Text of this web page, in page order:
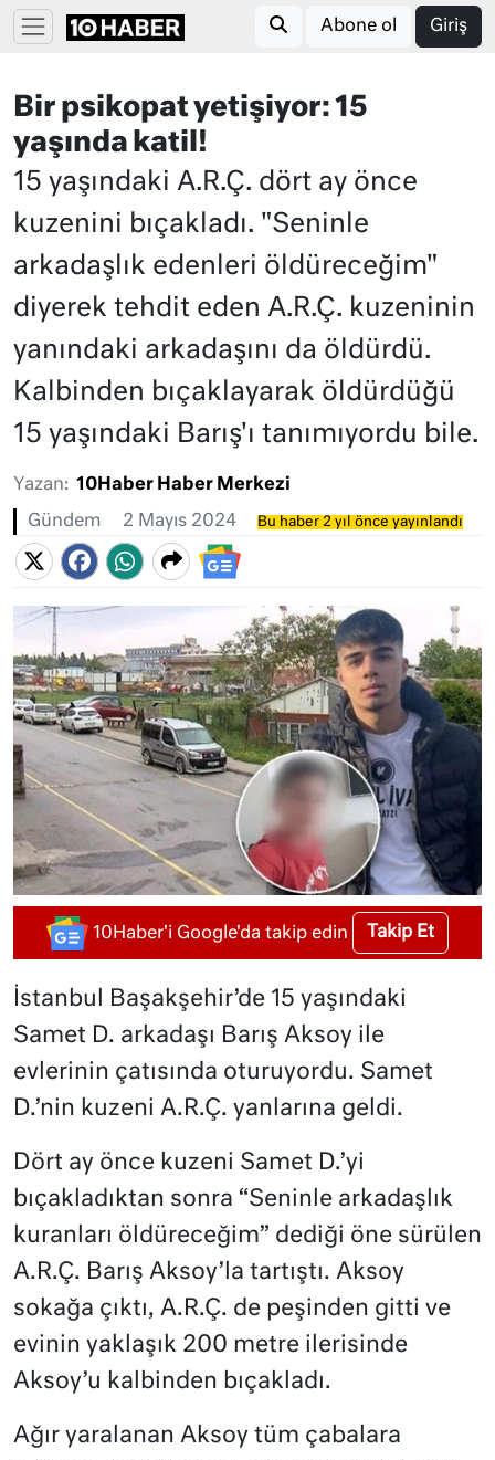
Abone ol Giriş
Bir psikopat yetişiyor: 15
yaşında katil!
15 yaşındaki A.R.Ç. dört ay önce
kuzenini bıçakladı. "Seninle
arkadaşlık edenleri öldüreceğim"
diyerek tehdit eden A.R.Ç. kuzeninin
yanındaki arkadaşını da öldürdü.
Kalbinden bıçaklayarak öldürdüğü
15 yaşındaki Barış'ı tanımıyordu bile.
Yazan: 10Haber Haber Merkezi
Gündem 2 Mayıs 2024 Bu haber 2 yıl önce yayınlandı
10Haber'i Google'da takip edin Takip Et
İstanbul Başakşehir’de 15 yaşındaki
Samet D. arkadaşı Barış Aksoy ile
evlerinin çatısında oturuyordu. Samet
D.’nin kuzeni A.R.Ç. yanlarına geldi.
Dört ay önce kuzeni Samet D.’yi
bıçakladıktan sonra “Seninle arkadaşlık
kuranları öldüreceğim” dediği öne sürülen
A.R.Ç. Barış Aksoy’la tartıştı. Aksoy
sokağa çıktı, A.R.Ç. de peşinden gitti ve
evinin yaklaşık 200 metre ilerisinde
Aksoy’u kalbinden bıçakladı.
Ağır yaralanan Aksoy tüm çabalara